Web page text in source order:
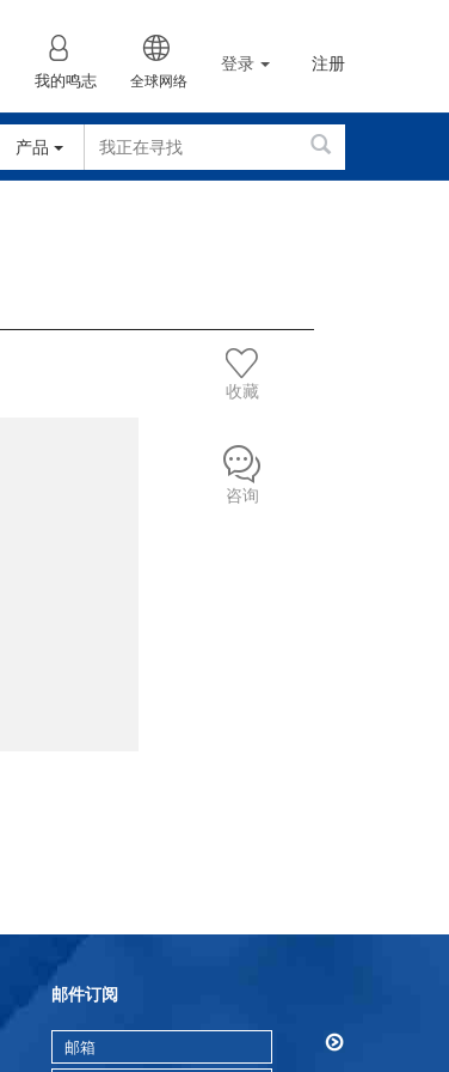
我的鸣志 全球网络
登录 注册
产品
收藏
咨询
邮件订阅